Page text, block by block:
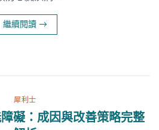
繼續閱讀 →
犀利士
礙：成因與改善策略完整